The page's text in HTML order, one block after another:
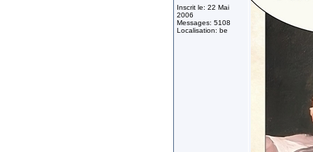
Inscrit le: 22 Mai
2006
Messages: 5108
Localisation: be